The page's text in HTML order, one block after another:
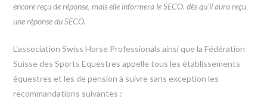
encore reçu de réponse, mais elle informera le SECO. dès qu'il aura reçu
une réponse du SECO.
L'association Swiss Horse Professionals ainsi que la Fédération
Suisse des Sports Equestres appelle tous les établissements
équestres et les de pension à suivre sans exception les
recommandations suivantes :